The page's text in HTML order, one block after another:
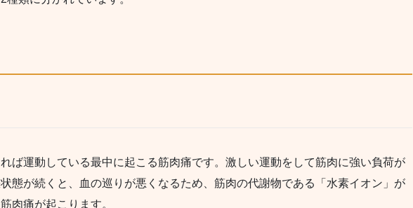
ば運動している最中に起こる筋肉痛です。激しい運動をして筋肉に強い負荷が
態が続くと、血の巡りが悪くなるため、筋肉の代謝物である「水素イオン」が
肉痛が起こります。